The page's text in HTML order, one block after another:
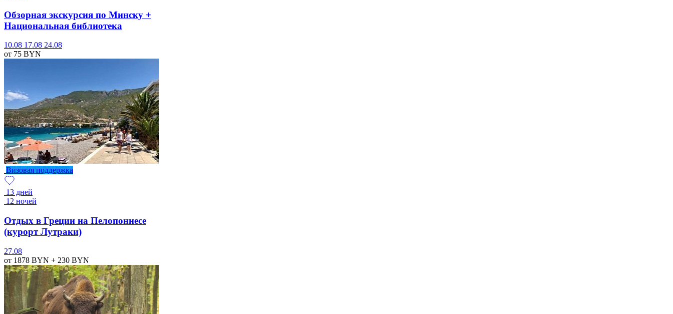
Обзорная экскурсия по Минску +
Национальная библиотека
10.08 17.08 24.08
от 75 BYN
Визовая поддержка
13 дней
12 ночей
Отдых в Греции на Пелопоннесе
(курорт Лутраки)
27.08
от 1878 BYN + 230 BYN